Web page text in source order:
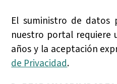
El suministro de datos
nuestro portal requiere
años y la aceptación
de Privacidad.